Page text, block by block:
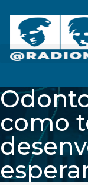
como